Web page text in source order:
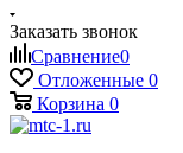
Заказать звонок
Сравнение0
Отложенные 0
Корзина 0